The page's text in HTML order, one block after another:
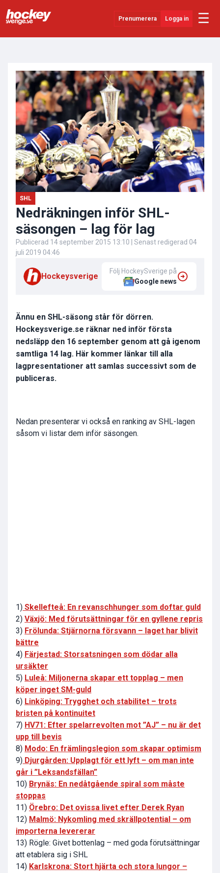
Prenumerera Logga in ☰
SHL
Evenemang
Övrigt
SHL
Nedräkningen inför SHL-
säsongen – lag för lag
Publicerad 14 september 2015 13:10 | Senast redigerad 04
juli 2019 04:46
Hockeysverige
Följ HockeySverige på
Google news
Ännu en SHL-säsong står för dörren.
Hockeysverige.se räknar ned inför första
nedsläpp den 16 september genom att gå igenom
samtliga 14 lag. Här kommer länkar till alla
lagpresentationer att samlas successivt som de
publiceras.
Nedan presenterar vi också en ranking av SHL-lagen
såsom vi listar dem inför säsongen.
1) Skellefteå: En revanschhunger som doftar guld
2) Växjö: Med förutsättningar för en gyllene repris
3) Frölunda: Stjärnorna försvann – laget har blivit
bättre
4) Färjestad: Storsatsningen som dödar alla
ursäkter
5) Luleå: Miljonerna skapar ett topplag – men
köper inget SM-guld
6) Linköping: Trygghet och stabilitet – trots
bristen på kontinuitet
7) HV71: Efter spelarrevolten mot ”AJ” – nu är det
upp till bevis
8) Modo: En främlingslegion som skapar optimism
9) Djurgården: Upplagt för ett lyft – om man inte
går i ”Leksandsfällan”
10) Brynäs: En nedåtgående spiral som måste
stoppas
11) Örebro: Det ovissa livet efter Derek Ryan
12) Malmö: Nykomling med skrällpotential – om
importerna levererar
13) Rögle: Givet bottenlag – med goda förutsättningar
att etablera sig i SHL
14) Karlskrona: Stort hjärta och stora lungor –